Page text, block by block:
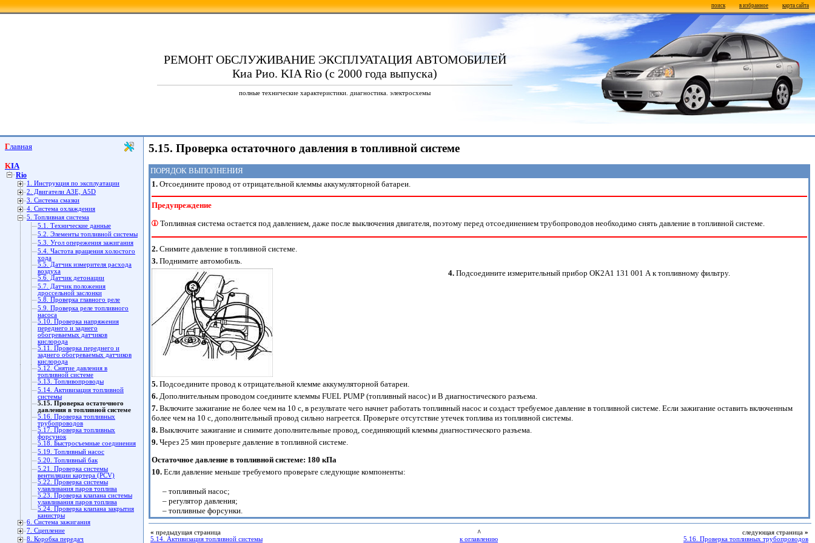
поиск в избранное карта сайта
РЕМОНТ ОБСЛУЖИВАНИЕ ЭКСПЛУАТАЦИЯ АВТОМОБИЛЕЙ
Киа Рио. KIA Rio (с 2000 года выпуска)
полные технические характеристики. диагностика. электросхемы
Главная
KIA
Rio
1. Инструкция по эксплуатации
2. Двигатели А3Е, А5D
3. Система смазки
4. Система охлаждения
5. Топливная система
5.1. Технические данные
5.2. Элементы топливной системы
5.3. Угол опережения зажигания
5.4. Частота вращения холостого
хода
5.5. Датчик измерителя расхода
воздуха
5.6. Датчик детонации
5.7. Датчик положения
дроссельной заслонки
5.8. Проверка главного реле
5.9. Проверка реле топливного
насоса
5.10. Проверка напряжения
переднего и заднего
обогреваемых датчиков
кислорода
5.11. Проверка переднего и
заднего обогреваемых датчиков
кислорода
5.12. Снятие давления в
топливной системе
5.13. Топливопроводы
5.14. Активизация топливной
системы
5.15. Проверка остаточного
давления в топливной системе
5.16. Проверка топливных
трубопроводов
5.17. Проверка топливных
форсунок
5.18. Быстросъемные соединения
5.19. Топливный насос
5.20. Топливный бак
5.21. Проверка системы
вентиляции картера (PCV)
5.22. Проверка системы
улавливания паров топлива
5.23. Проверка клапана системы
улавливания паров топлива
5.24. Проверка клапана закрытия
канистры
6. Система зажигания
7. Сцепление
8. Коробка передач
5.15. Проверка остаточного давления в топливной системе
ПОРЯДОК ВЫПОЛНЕНИЯ
1. Отсоедините провод от отрицательной клеммы аккумуляторной батареи.
Предупреждение
Топливная система остается под давлением, даже после выключения двигателя, поэтому перед отсоединением трубопроводов необходимо снять давление в топливной системе.
2. Снимите давление в топливной системе.
3. Поднимите автомобиль.
4. Подсоедините измерительный прибор ОК2А1 131 001 А к топливному фильтру.
5. Подсоедините провод к отрицательной клемме аккумуляторной батареи.
6. Дополнительным проводом соедините клеммы FUEL PUMP (топливный насос) и В диагностического разъема.
7. Включите зажигание не более чем на 10 с, в результате чего начнет работать топливный насос и создаст требуемое давление в топливной системе. Если зажигание оставить включенным
более чем на 10 с, дополнительный провод сильно нагреется. Проверьте отсутствие утечек топлива из топливной системы.
8. Выключите зажигание и снимите дополнительные провод, соединяющий клеммы диагностического разъема.
9. Через 25 мин проверьте давление в топливной системе.
Остаточное давление в топливной системе: 180 кПа
10. Если давление меньше требуемого проверьте следующие компоненты:
– топливный насос;
– регулятор давления;
– топливные форсунки.
« предыдущая страница
5.14. Активизация топливной системы
^
к оглавлению
следующая страница »
5.16. Проверка топливных трубопроводов